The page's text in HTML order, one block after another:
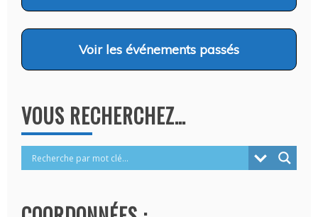
Voir les événements passés
VOUS RECHERCHEZ…